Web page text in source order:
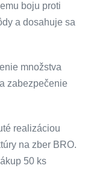
boju proti
a dosahuje sa
množstva
zabezpečenie
realizáciou
na zber BRO.
50 ks